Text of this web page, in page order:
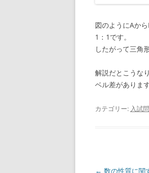
図のようにAか
1：1です。
したがって三角
解説だとこうな
ベル差がありま
カテゴリー: 入試
投
← 数の性質に関